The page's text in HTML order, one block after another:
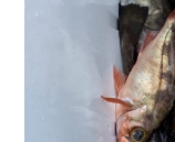
求人情報